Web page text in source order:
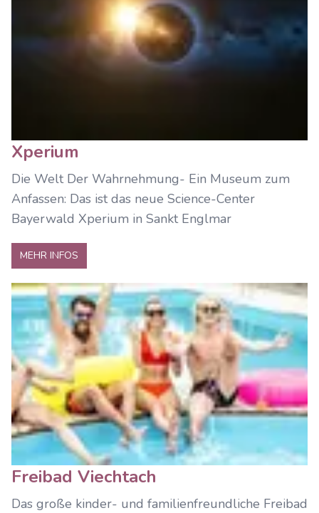
Xperium
Die Welt Der Wahrnehmung- Ein Museum zum
Anfassen: Das ist das neue Science-Center
Bayerwald Xperium in Sankt Englmar
MEHR INFOS
Freibad Viechtach
Das große kinder- und familienfreundliche Freibad